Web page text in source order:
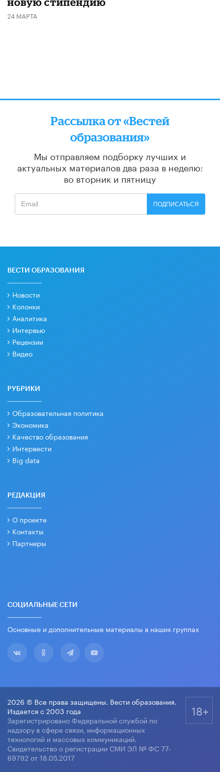
24 МАРТА
Рассылка от «Вестей
образования»
Мы отправляем подборку лучших и
актуальных материалов два раза в неделю:
во вторник и пятницу
ПОДПИСАТЬСЯ
ВЕСТИ ОБРАЗОВАНИЯ
Новости
Колонки
Аналитика
Интервью
Рецензии
Видео
РУБРИКИ
Образовательная политика
Экономика
Качество образования
Интервести
Big data
РЕДАКЦИЯ
О проекте
Контакты
Партнеры
СОЦИАЛЬНЫЕ СЕТИ
Основные и дополнительные материалы в наших группах
2026 © Все права защищены. Вести образования.
Издается с 2003 года
Зарегистрировано Федеральной службой по
надзору в сфере связи, информационных
технологий и массовых коммуникаций.
Свидетельство о регистрации СМИ ЭЛ № ФС 77-
69792 от 18.05.2017
18+